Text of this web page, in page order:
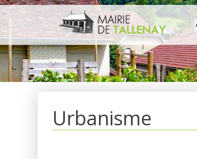
Aller
au
contenu
Urbanisme